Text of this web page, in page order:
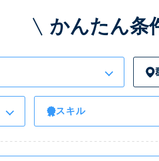
かんたん条
スキル